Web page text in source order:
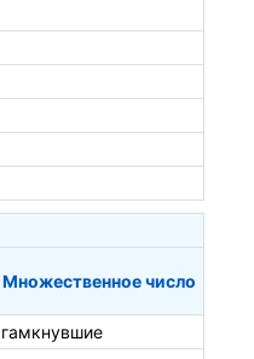
Множественное число
гамкнувшие